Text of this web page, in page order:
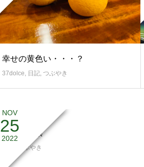
幸せの黄色い・・・？
37dolce, 日記, つぶやき
NOV
25
2022
徐々に解禁
つぶやき